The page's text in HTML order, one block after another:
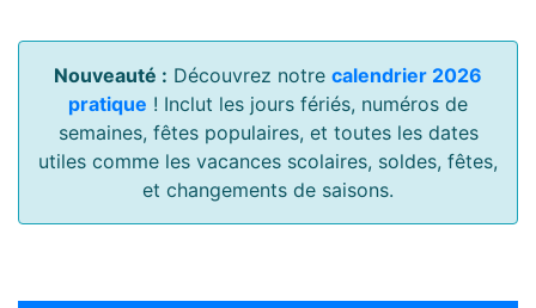
Nouveauté : Découvrez notre calendrier 2026
pratique ! Inclut les jours fériés, numéros de
semaines, fêtes populaires, et toutes les dates
utiles comme les vacances scolaires, soldes, fêtes,
et changements de saisons.